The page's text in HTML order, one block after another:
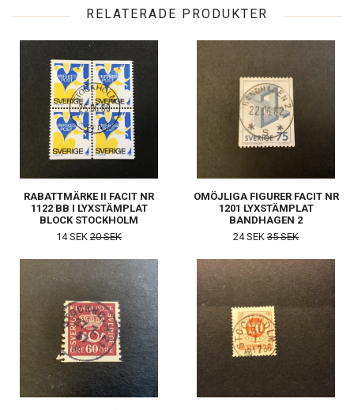
RELATERADE PRODUKTER
RABATTMÄRKE II FACIT NR
1122 BB I LYXSTÄMPLAT
BLOCK STOCKHOLM
14 SEK 20 SEK
OMÖJLIGA FIGURER FACIT NR
1201 LYXSTÄMPLAT
BANDHAGEN 2
24 SEK 35 SEK